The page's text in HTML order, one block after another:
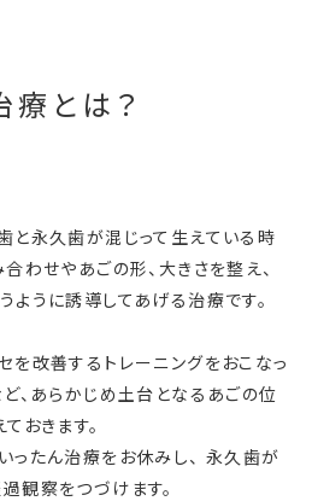
療とは？
と永久歯が混じって生えている時
わせやあごの形、大きさを整え、
ように誘導してあげる治療です。
を改善するトレーニングをおこなっ
、あらかじめ土台となるあごの位
おきます。
ったん治療をお休みし、 永久歯が
観察をつづけます。